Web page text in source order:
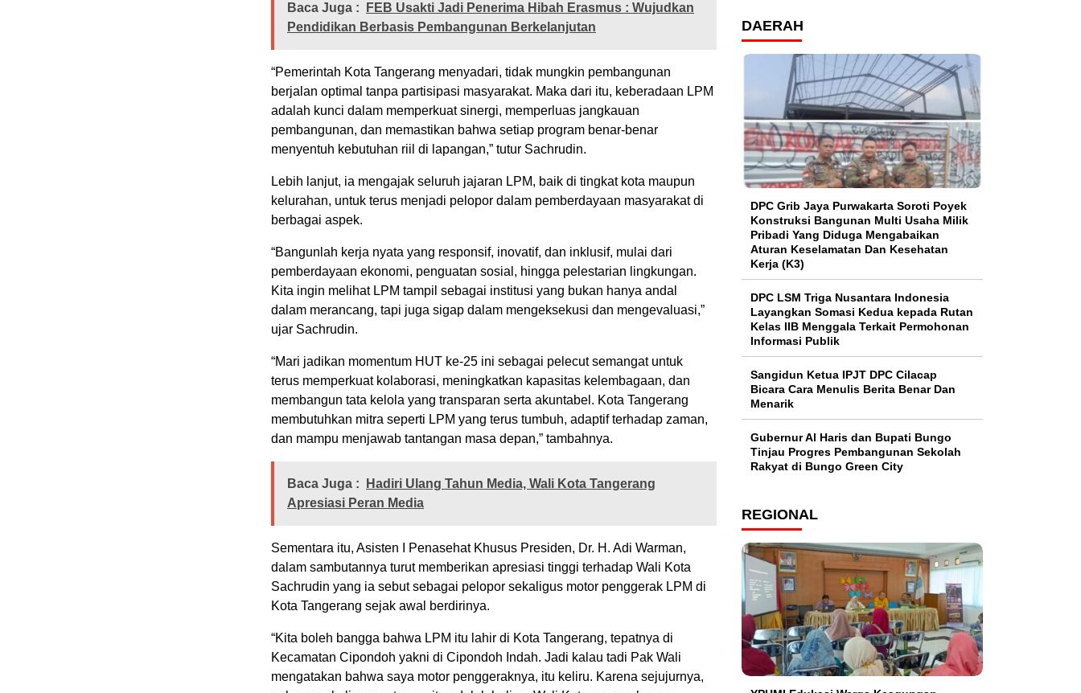
Baca Juga :
FEB Usakti Jadi Penerima Hibah Erasmus : Wujudkan
Pendidikan Berbasis Pembangunan Berkelanjutan
“Pemerintah Kota Tangerang menyadari, tidak mungkin pembangunan
berjalan optimal tanpa partisipasi masyarakat. Maka dari itu, keberadaan LPM
adalah kunci dalam memperkuat sinergi, memperluas jangkauan
pembangunan, dan memastikan bahwa setiap program benar-benar
menyentuh kebutuhan riil di lapangan,” tutur Sachrudin.
Lebih lanjut, ia mengajak seluruh jajaran LPM, baik di tingkat kota maupun
kelurahan, untuk terus menjadi pelopor dalam pemberdayaan masyarakat di
berbagai aspek.
“Bangunlah kerja nyata yang responsif, inovatif, dan inklusif, mulai dari
pemberdayaan ekonomi, penguatan sosial, hingga pelestarian lingkungan.
Kita ingin melihat LPM tampil sebagai institusi yang bukan hanya andal
dalam merancang, tapi juga sigap dalam mengeksekusi dan mengevaluasi,”
ujar Sachrudin.
“Mari jadikan momentum HUT ke-25 ini sebagai pelecut semangat untuk
terus memperkuat kolaborasi, meningkatkan kapasitas kelembagaan, dan
membangun tata kelola yang transparan serta akuntabel. Kota Tangerang
membutuhkan mitra seperti LPM yang terus tumbuh, adaptif terhadap zaman,
dan mampu menjawab tantangan masa depan,” tambahnya.
Baca Juga :
Hadiri Ulang Tahun Media, Wali Kota Tangerang
Apresiasi Peran Media
Sementara itu, Asisten I Penasehat Khusus Presiden, Dr. H. Adi Warman,
dalam sambutannya turut memberikan apresiasi tinggi terhadap Wali Kota
Sachrudin yang ia sebut sebagai pelopor sekaligus motor penggerak LPM di
Kota Tangerang sejak awal berdirinya.
“Kita boleh bangga bahwa LPM itu lahir di Kota Tangerang, tepatnya di
Kecamatan Cipondoh yakni di Cipondoh Indah. Jadi kalau tadi Pak Wali
mengatakan bahwa saya motor penggeraknya, itu keliru. Karena sejujurnya,
DAERAH
DPC Grib Jaya Purwakarta Soroti Poyek
Konstruksi Bangunan Multi Usaha Milik
Pribadi Yang Diduga Mengabaikan
Aturan Keselamatan Dan Kesehatan
Kerja (K3)
DPC LSM Triga Nusantara Indonesia
Layangkan Somasi Kedua kepada Rutan
Kelas IIB Menggala Terkait Permohonan
Informasi Publik
Sangidun Ketua IPJT DPC Cilacap
Bicara Cara Menulis Berita Benar Dan
Menarik
​Gubernur Al Haris dan Bupati Bungo
Tinjau Progres Pembangunan Sekolah
Rakyat di Bungo Green City
REGIONAL